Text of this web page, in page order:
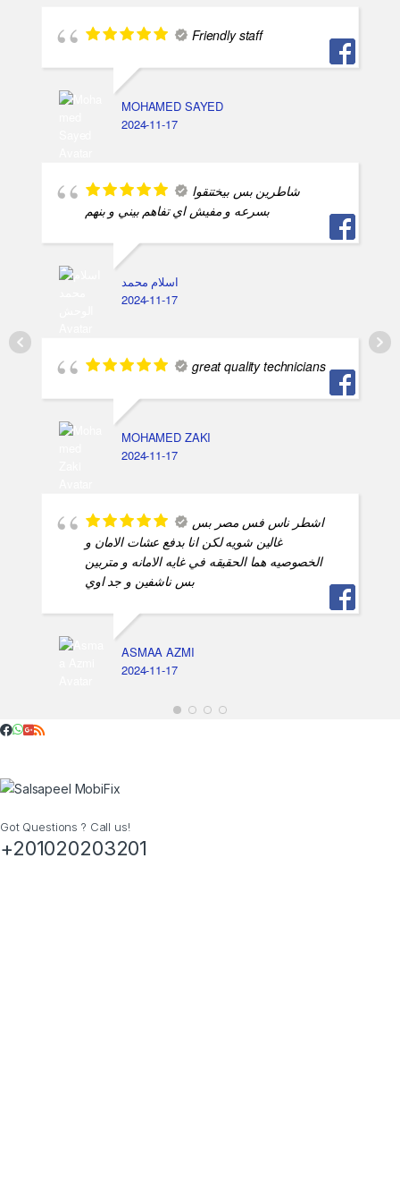
Friendly staff
MOHAMED SAYED
2024-11-17
شاطرين بس بيختنقوا
بسرعه و مفيش اي تفاهم بيني و بنهم
اسلام محمد
2024-11-17
great quality technicians
MOHAMED ZAKI
2024-11-17
اشطر ناس فس مصر بس
غالين شويه لكن انا بدفع عشات الامان و
الخصوصيه هما الحقيقه في غايه الامانه و متربين
بس ناشفين و جد اوي
ASMAA AZMI
2024-11-17
Got Questions ? Call us!
+201020203201